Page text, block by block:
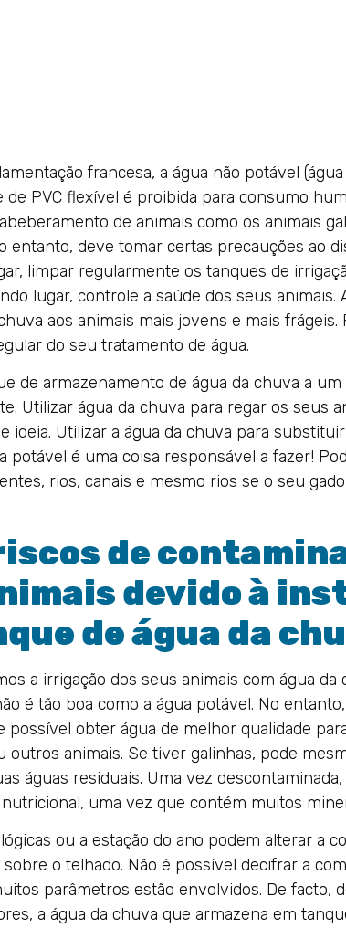
francesa, a água não potável
PVC flexível é proibida para consumo
de animais como os animais
entanto, deve tomar certas precauções ao
limpar regularmente os tanques de
lugar, controle a saúde dos seus animais.
aos animais mais jovens e mais frágeis.
do seu tratamento de água.
de armazenamento de água da chuva a
Utilizar água da chuva para regar os seus
ideia. Utilizar a água da chuva para
potável é uma coisa responsável a fazer!
rios, canais e mesmo rios se o seu
de
devido à
de água da
a irrigação dos seus animais com água da
é tão boa como a água potável. No
possível obter água de melhor qualidade
outros animais. Se tiver galinhas, pode
águas residuais. Uma vez
uma vez que contém muitos
ou a estação do ano podem alterar a
o telhado. Não é possível decifrar a
parâmetros estão envolvidos. De facto,
a água da chuva que armazena em